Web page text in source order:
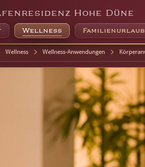
Hohe Düne
Wellness Familienurlaub
Wellness Wellness-Anwendungen